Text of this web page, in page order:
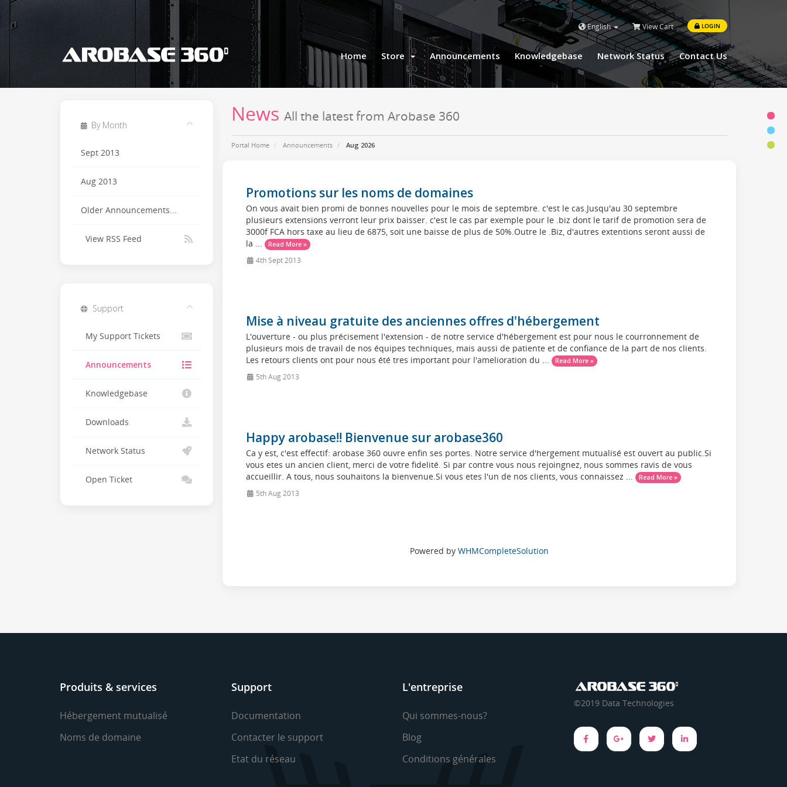
English View Cart LOGIN
Home Store Announcements Knowledgebase Network Status Contact Us
News All the latest from Arobase 360
Portal Home Announcements Aug 2026
By Month
Sept 2013
Aug 2013
Older Announcements...
View RSS Feed
Promotions sur les noms de domaines
On vous avait bien promi de bonnes nouvelles pour le mois de septembre. c'est le cas.Jusqu'au 30 septembre
plusieurs extensions verront leur prix baisser. c'est le cas par exemple pour le .biz dont le tarif de promotion sera de
3000f FCA hors taxe au lieu de 6875, soit une baisse de plus de 50%.Outre le .Biz, d'autres extentions seront aussi de
la ...
Read More »
4th Sept 2013
Mise à niveau gratuite des anciennes offres d'hébergement
L'ouverture - ou plus précisement l'extension - de notre service d'hébergement est pour nous le courronnement de
plusieurs mois de travail de nos équipes techniques, mais aussi de patiente et de confiance de la part de nos clients.
Les retours clients ont pour nous été tres important pour l'amelioration du ...
Read More »
5th Aug 2013
Happy arobase!! Bienvenue sur arobase360
Ca y est, c'est effectif: arobase 360 ouvre enfin ses portes. Notre service d'hergement mutualisé est ouvert au public.Si
vous etes un ancien client, merci de votre fidelité. Si par contre vous nous rejoingnez, nous sommes ravis de vous
accueillir. A tous, nous souhaitons la bienvenue.Si vous etes l'un de nos clients, vous connaissez ...
Read More »
5th Aug 2013
Powered by WHMCompleteSolution
Support
My Support Tickets
Announcements
Knowledgebase
Downloads
Network Status
Open Ticket
Produits & services
Hébergement mutualisé
Noms de domaine
Support
Documentation
Contacter le support
Etat du réseau
L'entreprise
Qui sommes-nous?
Blog
Conditions générales
©2019 Data Technologies